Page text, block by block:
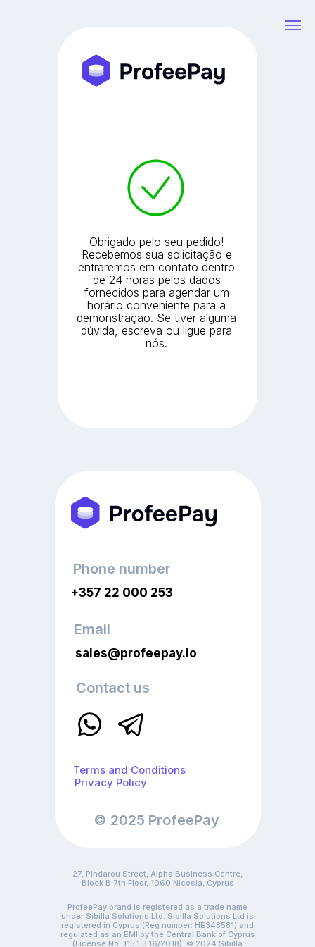
Obrigado pelo seu pedido!
Recebemos sua solicitação e
entraremos em contato dentro
de 24 horas pelos dados
fornecidos para agendar um
horário conveniente para a
demonstração. Se tiver alguma
dúvida, escreva ou ligue para
nós.
27, Pindarou Street, Alpha Business Centre,
Block B 7th Floor, 1060 Nicosia, Cyprus
Privacy Policy
Terms and Conditions
ProfeePay brand is registered as a trade name
under Sibilla Solutions Ltd. Sibilla Solutions Ltd is
registered in Cyprus (Reg number: HE348581) and
regulated as an EMI by the Central Bank of Cyprus
(License No. 115.1.3.16/2018). © 2024 Sibilla
+357 22 000 253
Phone number
sales@profeepay.io
Email
Contact us
© 2025 ProfeePay